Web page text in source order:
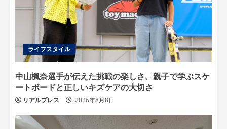
ライフスタイル
中山楓奈選手が伝えた挑戦の楽しさ、親子で学ぶスケ
ートボードと正しいキズケアの大切さ
リアルプレス 2026年8月8日